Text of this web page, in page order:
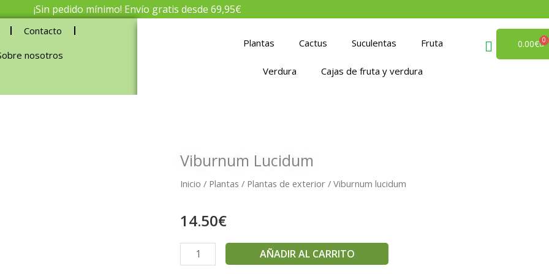
¡Sin pedido mínimo! Envío gratis desde 69,95€
Contacto
nosotros
Plantas Cactus Suculentas Fruta
Verdura Cajas de fruta y verdura
0.00€ 0
Viburnum Lucidum
Inicio / Plantas / Plantas de exterior / Viburnum lucidum
14.50€
Viburnum
lucidum
AÑADIR AL CARRITO